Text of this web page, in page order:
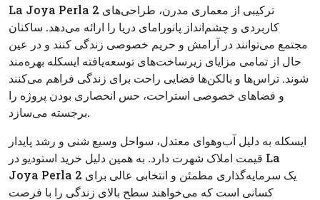
La Joya Perla 2 ترکیبی از معماری مدرن، طراحی‌های
کاربردی و چشم‌انداز پانورامای دریا را ارائه می‌دهد. ساکنان
مجتمع می‌توانند در آرامش و حریم خصوصی زندگی کنند و در عین
حال از تمامی مزایای زیرساخت‌های توسعه‌یافته ایسکله بهره‌مند
شوند. تراس‌ها و بالکن‌ها فضایی راحت برای زندگی فراهم می‌کنند
و فضاهای خصوصی استراحت، حس انحصاری بودن پروژه را
برجسته می‌سازد.
ایسکله به دلیل آب‌وهوای معتدل، سواحل وسیع شنی و رشد پایدار
قیمت املاک شهرت دارد. به همین دلیل خرید استودیو در La
Joya Perla 2 یک سرمایه‌گذاری مطمئن و انتخابی عالی برای
کسانی است که می‌خواهند سطح بالای زندگی را با فرصت